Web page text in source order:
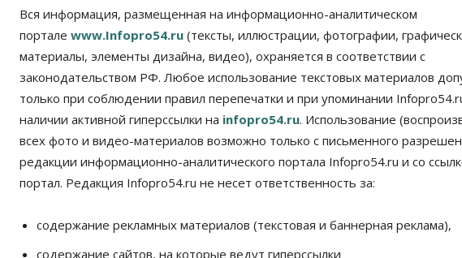
Вся информация, размещенная на информационно-аналитическом
портале www.Infopro54.ru (тексты, иллюстрации, фотографии,
материалы, элементы дизайна, видео), охраняется в соответствии с
законодательством РФ. Любое использование текстовых материалов
только при соблюдении правил перепечатки и при упоминании
наличии активной гиперссылки на infopro54.ru. Использование
всех фото и видео-материалов возможно только с письменного
редакции информационно-аналитического портала Infopro54.ru и со
портал. Редакция Infopro54.ru не несет ответственность за:
содержание рекламных материалов (текстовая и баннерная реклама),
содержание сайтов, на которые ведут гиперссылки